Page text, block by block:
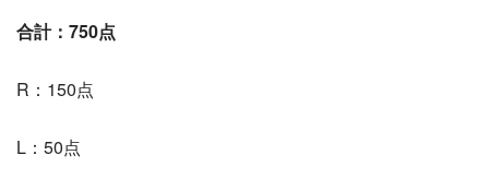
合計：750点
R：150点
L：50点